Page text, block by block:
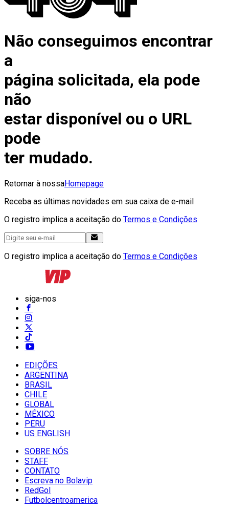
Não conseguimos encontrar
a
página solicitada, ela pode
não
estar disponível ou o URL
pode
ter mudado.
Retornar à nossaHomepage
Receba as últimas novidades em sua caixa de e-mail
O registro implica a aceitação do Termos e Condições
O registro implica a aceitação do Termos e Condições
siga-nos
EDIÇÕES
ARGENTINA
BRASIL
CHILE
GLOBAL
MÉXICO
PERU
US ENGLISH
SOBRE NÓS
STAFF
CONTATO
Escreva no Bolavip
RedGol
Futbolcentroamerica